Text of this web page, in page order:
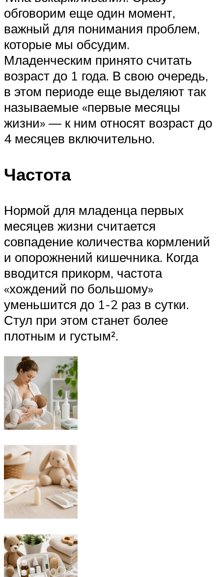
обговорим еще один момент,
важный для понимания проблем,
которые мы обсудим.
Младенческим принято считать
возраст до 1 года. В свою очередь,
в этом периоде еще выделяют так
называемые «первые месяцы
жизни» — к ним относят возраст до
4 месяцев включительно.
Частота
Нормой для младенца первых
месяцев жизни считается
совпадение количества кормлений
и опорожнений кишечника. Когда
вводится прикорм, частота
«хождений по большому»
уменьшится до 1-2 раз в сутки.
Стул при этом станет более
плотным и густым².